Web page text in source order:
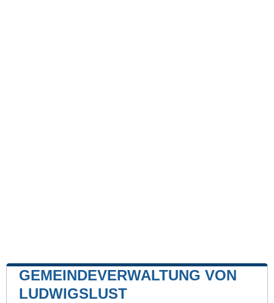
GEMEINDEVERWALTUNG VON
LUDWIGSLUST